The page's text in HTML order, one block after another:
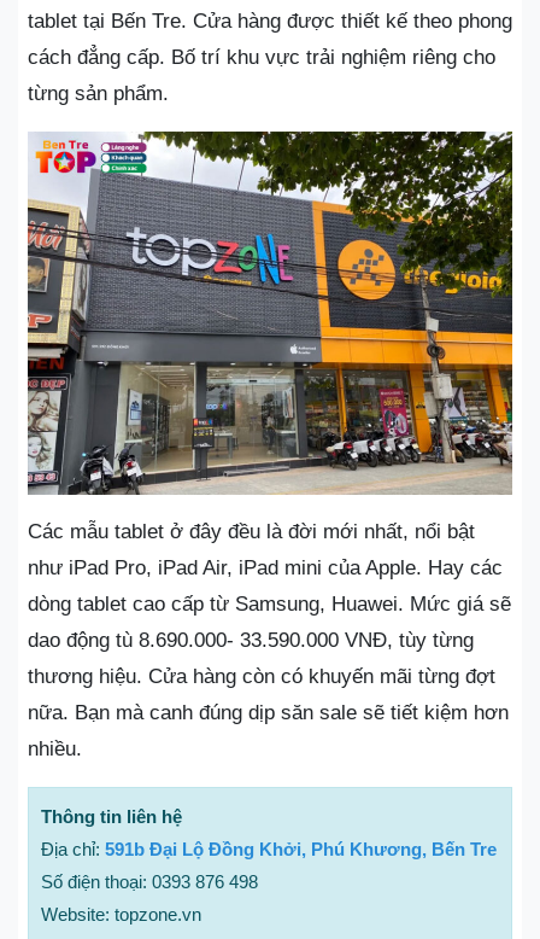
tablet tại Bến Tre. Cửa hàng được thiết kế theo phong
cách đẳng cấp. Bố trí khu vực trải nghiệm riêng cho
từng sản phẩm.
Các mẫu tablet ở đây đều là đời mới nhất, nổi bật
như iPad Pro, iPad Air, iPad mini của Apple. Hay các
dòng tablet cao cấp từ Samsung, Huawei. Mức giá sẽ
dao động tù 8.690.000- 33.590.000 VNĐ, tùy từng
thương hiệu. Cửa hàng còn có khuyến mãi từng đợt
nữa. Bạn mà canh đúng dịp săn sale sẽ tiết kiệm hơn
nhiều.
Thông tin liên hệ
Địa chỉ: 591b Đại Lộ Đồng Khởi, Phú Khương, Bến Tre
Số điện thoại: 0393 876 498
Website: topzone.vn